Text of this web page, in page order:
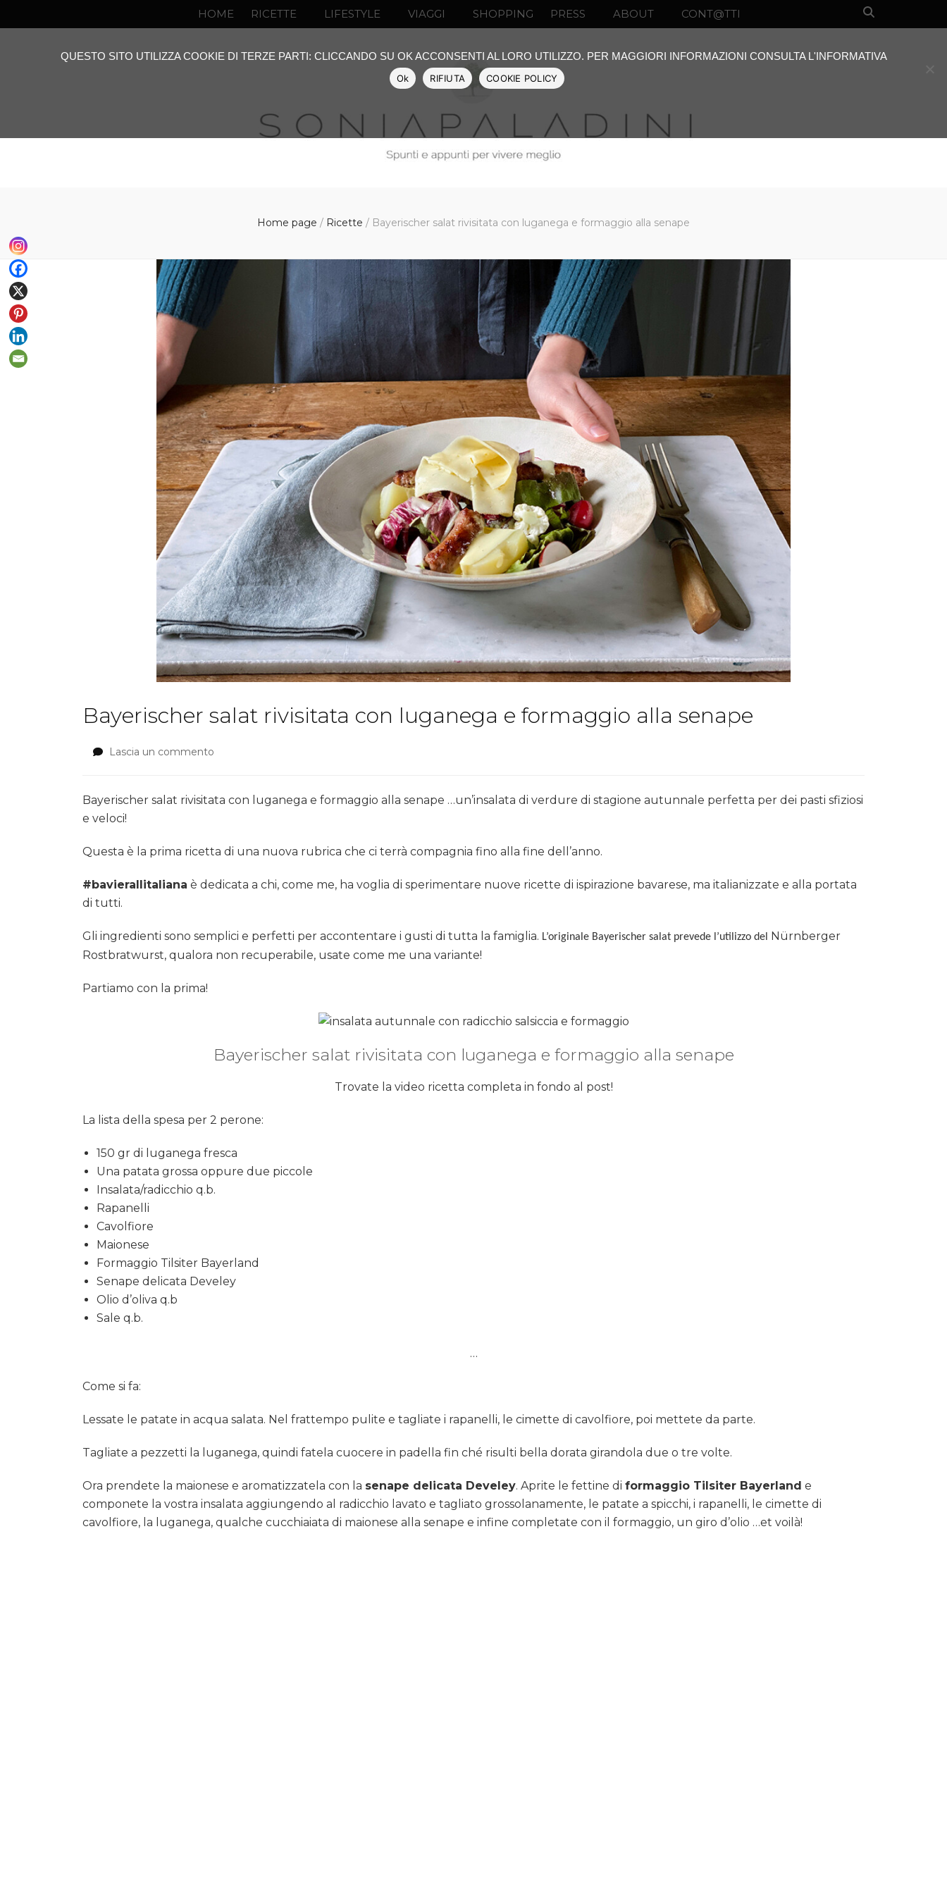
HOME RICETTE LIFESTYLE VIAGGI SHOPPING PRESS ABOUT CONT@TTI
Home page / Ricette / Bayerischer salat rivisitata con luganega e formaggio alla senape
Bayerischer salat rivisitata con luganega e formaggio alla senape
Lascia un commento
rivisitata
formaggio
senape
Bayerischer salat rivisitata con luganega e formaggio alla senape …un’insalata di verdure di stagione autunnale perfetta per dei pasti sfiziosi
e veloci!
Questa è la prima ricetta di una nuova rubrica che ci terrà compagnia fino alla fine dell’anno.
#bavierallitaliana è dedicata a chi, come me, ha voglia di sperimentare nuove ricette di ispirazione bavarese, ma italianizzate e alla portata
di tutti.
Gli ingredienti sono semplici e perfetti per accontentare i gusti di tutta la famiglia. L’originale Bayerischer salat prevede l’utilizzo del Nürnberger
Rostbratwurst, qualora non recuperabile, usate come me una variante!
Partiamo con la prima!
Bayerischer salat rivisitata con luganega e formaggio alla senape
Trovate la video ricetta completa in fondo al post!
La lista della spesa per 2 perone:
150 gr di luganega fresca
Una patata grossa oppure due piccole
Insalata/radicchio q.b.
Rapanelli
Cavolfiore
Maionese
Formaggio Tilsiter Bayerland
Senape delicata Develey
Olio d’oliva q.b
Sale q.b.
…
Come si fa:
Lessate le patate in acqua salata. Nel frattempo pulite e tagliate i rapanelli, le cimette di cavolfiore, poi mettete da parte.
Tagliate a pezzetti la luganega, quindi fatela cuocere in padella fin ché risulti bella dorata girandola due o tre volte.
Ora prendete la maionese e aromatizzatela con la senape delicata Develey. Aprite le fettine di formaggio Tilsiter Bayerland e
componete la vostra insalata aggiungendo al radicchio lavato e tagliato grossolanamente, le patate a spicchi, i rapanelli, le cimette di
cavolfiore, la luganega, qualche cucchiaiata di maionese alla senape e infine completate con il formaggio, un giro d’olio …et voilà!
QUESTO SITO UTILIZZA COOKIE DI TERZE PARTI: CLICCANDO SU OK ACCONSENTI AL LORO UTILIZZO. PER MAGGIORI INFORMAZIONI CONSULTA L'INFORMATIVA
Ok RIFIUTA COOKIE POLICY